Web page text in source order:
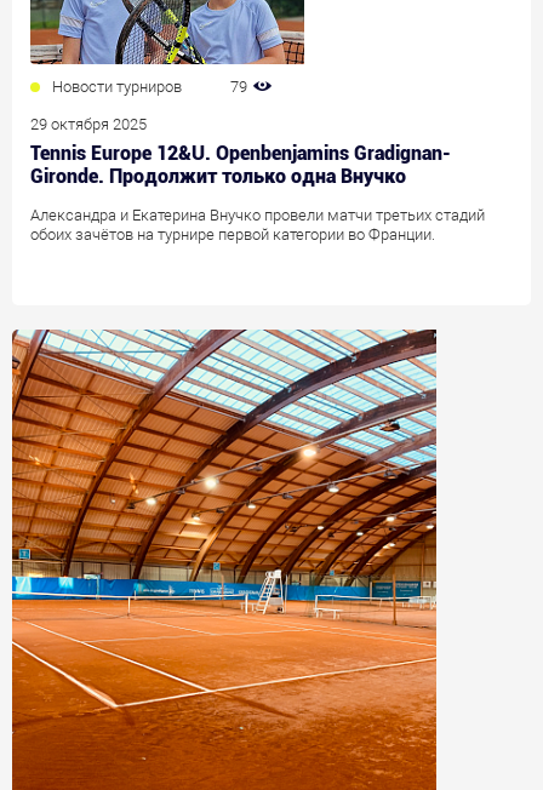
Новости турниров 79
29 октября 2025
Tennis Europe 12&U. Openbenjamins Gradignan-
Gironde. Продолжит только одна Внучко
Александра и Екатерина Внучко провели матчи третьих стадий
обоих зачётов на турнире первой категории во Франции.